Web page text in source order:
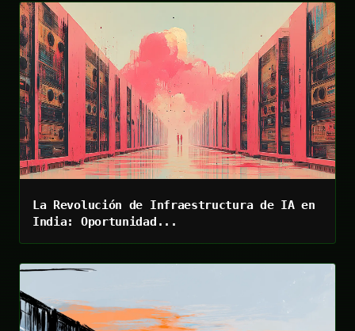
La Revolución de Infraestructura de IA en
India: Oportunidad...